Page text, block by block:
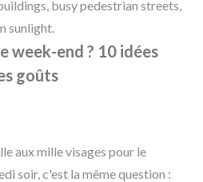
week-end ? 10 idées
goûts
aux mille visages pour le
soir, c'est la même question :